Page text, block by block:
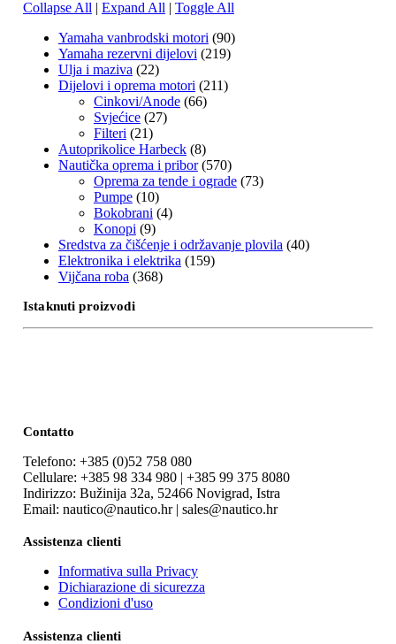
Collapse All | Expand All | Toggle All
Yamaha vanbrodski motori (90)
Yamaha rezervni dijelovi (219)
Ulja i maziva (22)
Dijelovi i oprema motori (211)
Cinkovi/Anode (66)
Svjećice (27)
Filteri (21)
Autoprikolice Harbeck (8)
Nautička oprema i pribor (570)
Oprema za tende i ograde (73)
Pumpe (10)
Bokobrani (4)
Konopi (9)
Sredstva za čišćenje i održavanje plovila (40)
Elektronika i elektrika (159)
Vijčana roba (368)
Istaknuti proizvodi
Contatto
Telefono: +385 (0)52 758 080
Cellulare: +385 98 334 980 | +385 99 375 8080
Indirizzo: Bužinija 32a, 52466 Novigrad, Istra
Email: nautico@nautico.hr | sales@nautico.hr
Assistenza clienti
Informativa sulla Privacy
Dichiarazione di sicurezza
Condizioni d'uso
Assistenza clienti